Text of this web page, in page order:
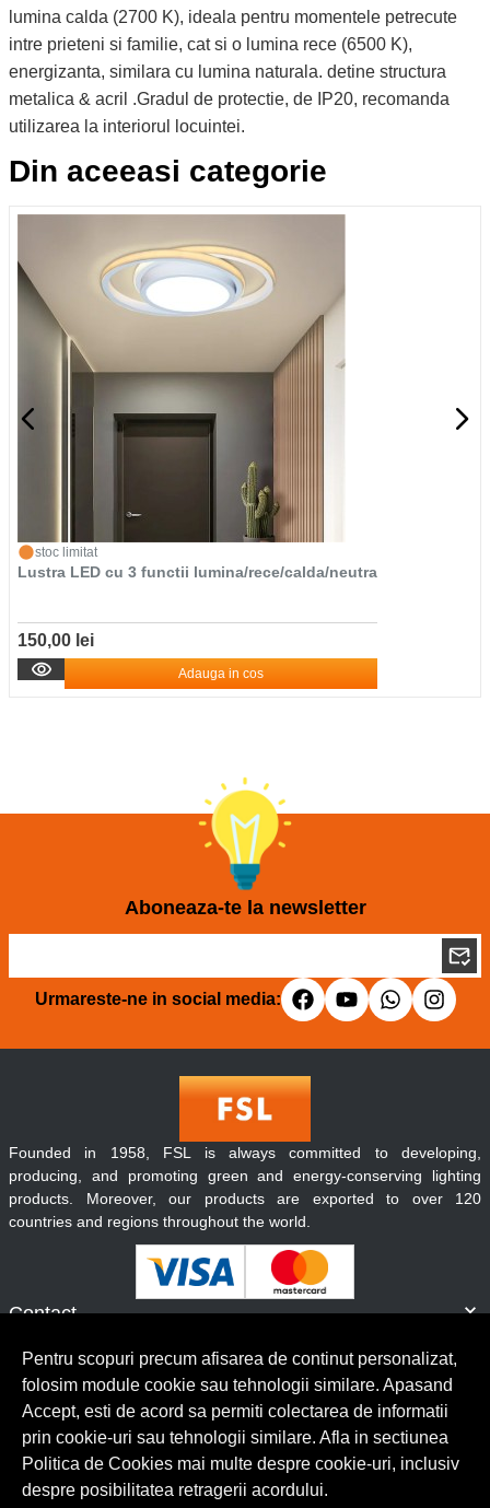
lumina calda (2700 K), ideala pentru momentele petrecute
intre prieteni si familie, cat si o lumina rece (6500 K),
energizanta, similara cu lumina naturala. detine structura
metalica & acril .Gradul de protectie, de IP20, recomanda
utilizarea la interiorul locuintei.
Din aceeasi categorie
stoc limitat
Lustra LED cu 3 functii lumina/rece/calda/neutra
150,00 lei
Adauga in cos
Aboneaza-te la newsletter
Urmareste-ne in social media:
Contact
Servicii clienti
Founded in 1958, FSL is always committed to developing,
producing, and promoting green and energy-conserving lighting
products. Moreover, our products are exported to over 120
countries and regions throughout the world.
© Copyright 2026 Lumilux. Toate drepturile rezervate.
Pentru scopuri precum afisarea de continut personalizat,
folosim module cookie sau tehnologii similare. Apasand
Accept, esti de acord sa permiti colectarea de informatii
prin cookie-uri sau tehnologii similare. Afla in sectiunea
Politica de Cookies mai multe despre cookie-uri, inclusiv
despre posibilitatea retragerii acordului.